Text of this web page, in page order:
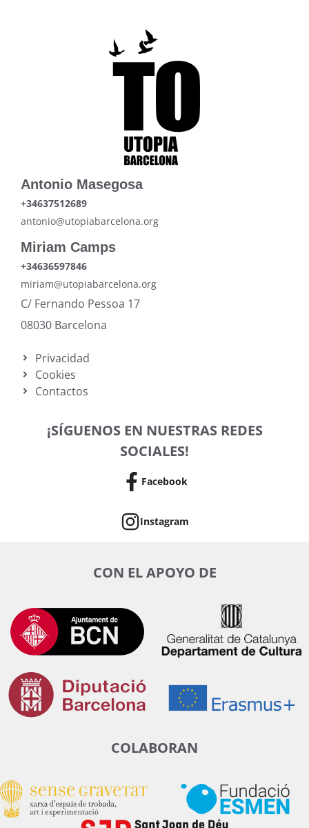
Antonio Masegosa
+34637512689
antonio@utopiabarcelona.org
Miriam Camps
+34636597846
miriam@utopiabarcelona.org
C/ Fernando Pessoa 17
08030 Barcelona
Privacidad
Cookies
Contactos
¡SÍGUENOS EN NUESTRAS REDES
SOCIALES!
Facebook
Instagram
CON EL APOYO DE
COLABORAN